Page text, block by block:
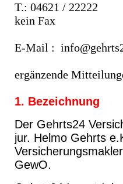
T.: 04621 / 22222
kein Fax
E-Mail :
ergänzende
1. Bezeichnung
Der Gehrts24
jur. Helmo Gehrts
GewO.